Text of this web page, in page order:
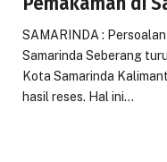
SAMARINDA :
Samarinda Seberang
Kota Samarinda
hasil reses. Hal ini…